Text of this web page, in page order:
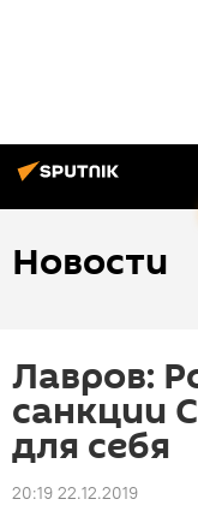
Новости
Лавров:
санкции
для себя
20:19 22.12.2019